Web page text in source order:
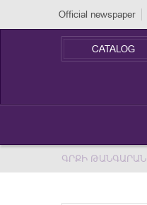
Official newspaper
CATALOG
ԳՐՔԻ ԹԱՆԳԱՐԱՆ